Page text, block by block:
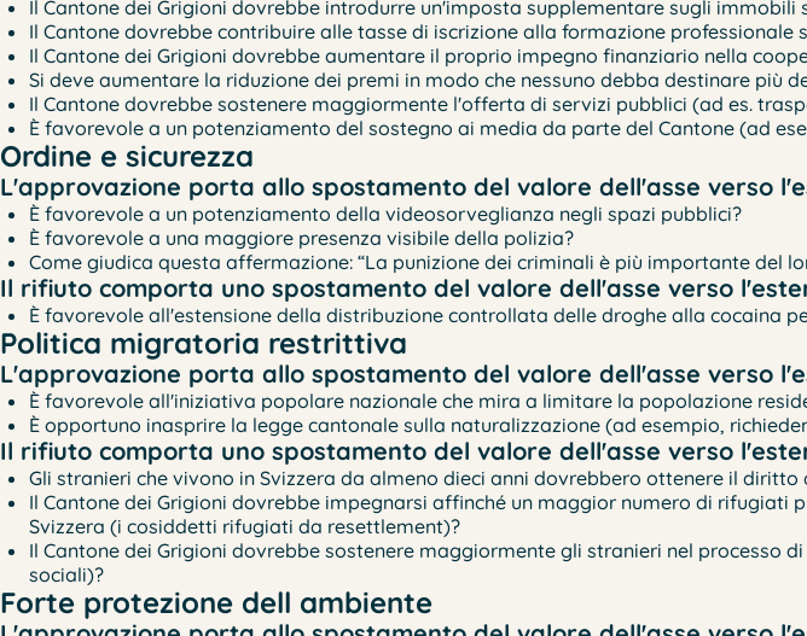
Il Cantone dei Grigioni dovrebbe introdurre un'imposta supplementare sugli
Il Cantone dovrebbe contribuire alle tasse di iscrizione alla formazione professionale
Il Cantone dei Grigioni dovrebbe aumentare il proprio impegno finanziario nella
Si deve aumentare la riduzione dei premi in modo che nessuno debba destinare
Il Cantone dovrebbe sostenere maggiormente l'offerta di servizi pubblici (ad es.
È favorevole a un potenziamento del sostegno ai media da parte del Cantone (ad
Ordine e sicurezza
L'approvazione porta allo spostamento del valore dell'asse verso
È favorevole a un potenziamento della videosorveglianza negli spazi pubblici?
È favorevole a una maggiore presenza visibile della polizia?
Come giudica questa affermazione: “La punizione dei criminali è più importante del
Il rifiuto comporta uno spostamento del valore dell'asse verso
È favorevole all'estensione della distribuzione controllata delle droghe alla cocaina
Politica migratoria restrittiva
L'approvazione porta allo spostamento del valore dell'asse verso
È favorevole all'iniziativa popolare nazionale che mira a limitare la popolazione
È opportuno inasprire la legge cantonale sulla naturalizzazione (ad esempio,
Il rifiuto comporta uno spostamento del valore dell'asse verso
Gli stranieri che vivono in Svizzera da almeno dieci anni dovrebbero ottenere il
Il Cantone dei Grigioni dovrebbe impegnarsi affinché un maggior numero di
Svizzera (i cosiddetti rifugiati da resettlement)?
Il Cantone dei Grigioni dovrebbe sostenere maggiormente gli stranieri nel processo
sociali)?
Forte protezione dell ambiente